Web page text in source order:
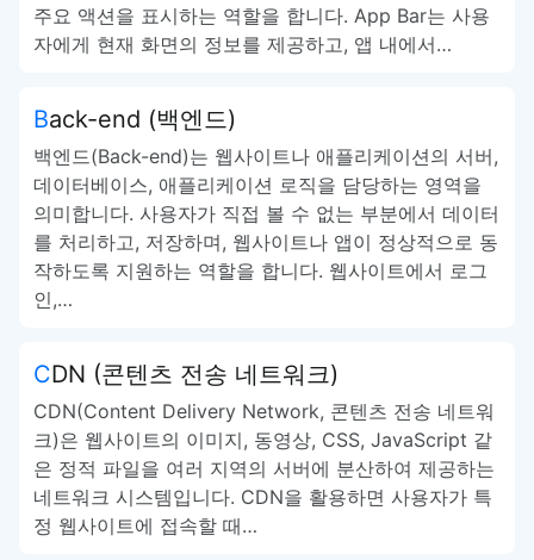
주요 액션을 표시하는 역할을 합니다. App Bar는 사용
자에게 현재 화면의 정보를 제공하고, 앱 내에서…
Back-end (백엔드)
백엔드(Back-end)는 웹사이트나 애플리케이션의 서버,
데이터베이스, 애플리케이션 로직을 담당하는 영역을
의미합니다. 사용자가 직접 볼 수 없는 부분에서 데이터
를 처리하고, 저장하며, 웹사이트나 앱이 정상적으로 동
작하도록 지원하는 역할을 합니다. 웹사이트에서 로그
인,…
CDN (콘텐츠 전송 네트워크)
CDN(Content Delivery Network, 콘텐츠 전송 네트워
크)은 웹사이트의 이미지, 동영상, CSS, JavaScript 같
은 정적 파일을 여러 지역의 서버에 분산하여 제공하는
네트워크 시스템입니다. CDN을 활용하면 사용자가 특
정 웹사이트에 접속할 때…